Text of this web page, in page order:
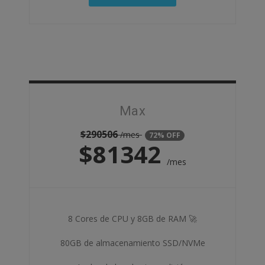
Max
$290506/mes 72% OFF
$81342 /mes
8 Cores de CPU y 8GB de RAM 🚀
80GB de almacenamiento SSD/NVMe